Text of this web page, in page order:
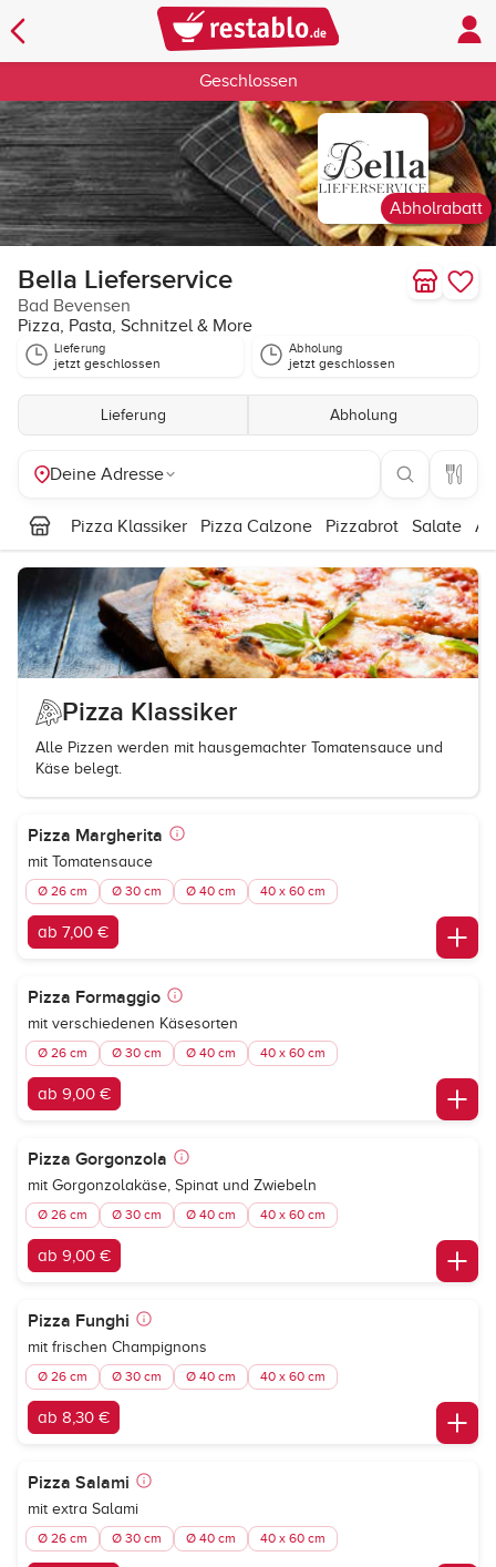
Geschlossen
Abholrabatt
Bella Lieferservice
Bad Bevensen
Pizza, Pasta, Schnitzel & More
Lieferung
jetzt geschlossen
Abholung
jetzt geschlossen
Lieferung Abholung
Deine Adresse
Pizza Klassiker Pizza Calzone Pizzabrot Salate
Pizza Klassiker
Alle Pizzen werden mit hausgemachter Tomatensauce und
Käse belegt.
Pizza Margherita
mit Tomatensauce
Ø 26 cm Ø 30 cm Ø 40 cm 40 x 60 cm
ab 7,00 €
Pizza Formaggio
mit verschiedenen Käsesorten
Ø 26 cm Ø 30 cm Ø 40 cm 40 x 60 cm
ab 9,00 €
Pizza Gorgonzola
mit Gorgonzolakäse, Spinat und Zwiebeln
Ø 26 cm Ø 30 cm Ø 40 cm 40 x 60 cm
ab 9,00 €
Pizza Funghi
mit frischen Champignons
Ø 26 cm Ø 30 cm Ø 40 cm 40 x 60 cm
ab 8,30 €
Pizza Salami
mit extra Salami
Ø 26 cm Ø 30 cm Ø 40 cm 40 x 60 cm